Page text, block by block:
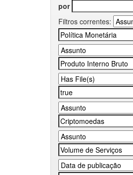
por
Filtros correntes: